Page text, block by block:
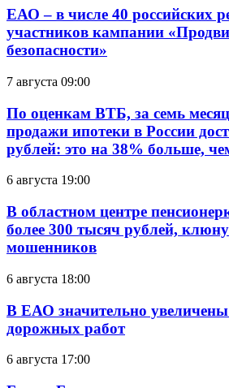
ЕАО – в числе 40 российских
участников кампании
безопасности»
7 августа 09:00
По оценкам ВТБ, за семь
продажи ипотеки в России
рублей: это на 38% больше,
6 августа 19:00
В областном центре
более 300 тысяч рублей,
мошенников
6 августа 18:00
В ЕАО значительно
дорожных работ
6 августа 17:00